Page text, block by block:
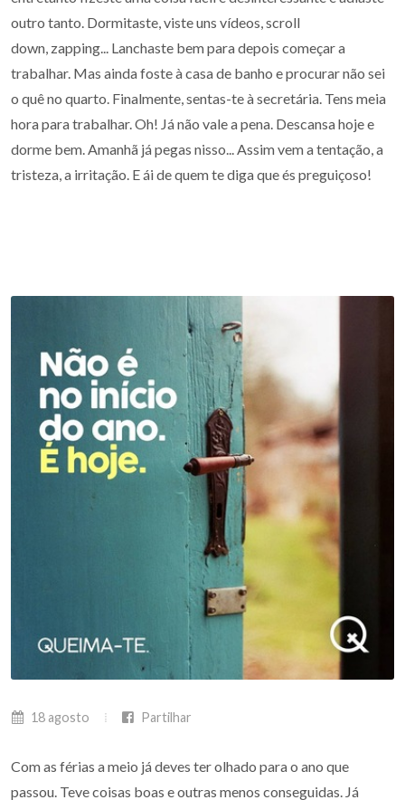
outro tanto. Dormitaste, viste uns vídeos, scroll
down, zapping... Lanchaste bem para depois começar a
trabalhar. Mas ainda foste à casa de banho e procurar não sei
o quê no quarto. Finalmente, sentas-te à secretária. Tens meia
hora para trabalhar. Oh! Já não vale a pena. Descansa hoje e
dorme bem. Amanhã já pegas nisso... Assim vem a tentação, a
tristeza, a irritação. E ái de quem te diga que és preguiçoso!
18 agosto Partilhar
Com as férias a meio já deves ter olhado para o ano que
passou. Teve coisas boas e outras menos conseguidas. Já